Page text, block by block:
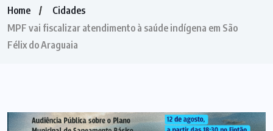
Home
Cidades
MPF vai fiscalizar atendimento à saúde indígena em São
Félix do Araguaia